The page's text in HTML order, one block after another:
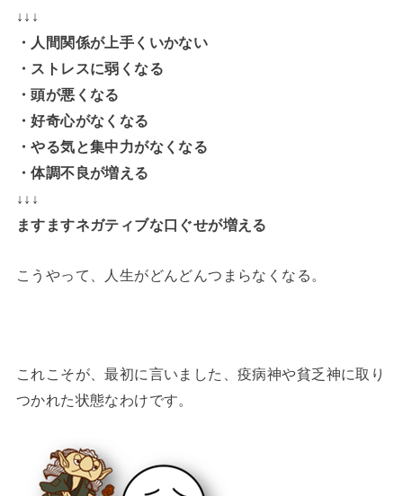
↓↓↓
・人間関係が上手くいかない
・ストレスに弱くなる
・頭が悪くなる
・好奇心がなくなる
・やる気と集中力がなくなる
・体調不良が増える
↓↓↓
ますますネガティブな口ぐせが増える
こうやって、人生がどんどんつまらなくなる。
これこそが、最初に言いました、疫病神や貧乏神に取り
つかれた状態なわけです。